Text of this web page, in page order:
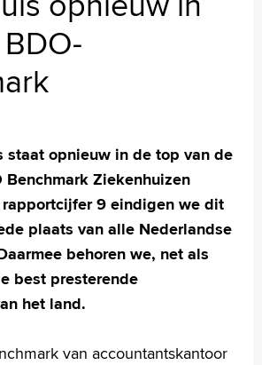
MijnASz
onderzoek
Tekstgrootte A+
Voorleesfunctie
Language
Zoeken
staat opnieuw in de top van de
Ziekenhuizen
9 eindigen we dit
plaats van alle Nederlandse
behoren we, net als
best presterende
het land.
van accountantskantoor